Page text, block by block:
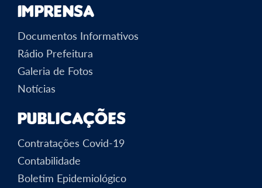
Imprensa
Documentos Informativos
Rádio Prefeitura
Galeria de Fotos
Notícias
Publicações
Contratações Covid-19
Contabilidade
Boletim Epidemiológico